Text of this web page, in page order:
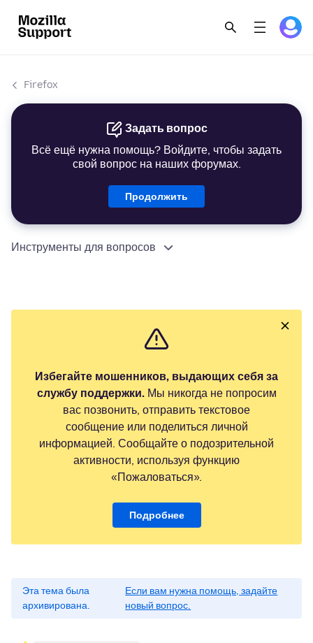
Firefox
Задать вопрос
Всё ещё нужна помощь? Войдите, чтобы задать
свой вопрос на наших форумах.
Продолжить
Инструменты для вопросов
Избегайте мошенников, выдающих себя за
службу поддержки.Мы никогда не попросим
вас позвонить, отправить текстовое
сообщение или поделиться личной
информацией. Сообщайте о подозрительной
активности, используя функцию
«Пожаловаться».
Подробнее
Эта тема была
архивирована.
Если вам нужна помощь, задайте
новый вопрос.